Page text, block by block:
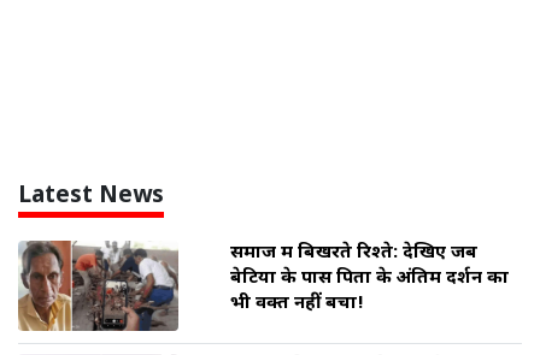
Latest News
समाज में बिखरते रिश्ते: देखिए जब
बेटियों के पास पिता के अंतिम दर्शन का
भी वक्त नहीं बचा!